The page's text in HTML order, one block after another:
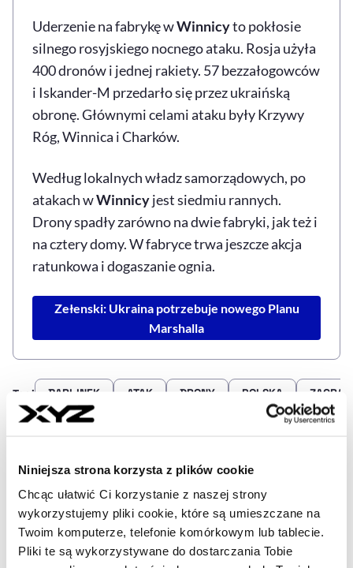
Niniejsza strona korzysta z plików cookie
Chcąc ułatwić Ci korzystanie z naszej strony
wykorzystujemy pliki cookie, które są umieszczane na
Twoim komputerze, telefonie komórkowym lub tablecie.
Pliki te są wykorzystywane do dostarczania Tobie
Uderzenie na fabrykę wWinnicyto pokłosie
silnego rosyjskiego nocnego ataku. Rosja użyła
400 dronów i jednej rakiety. 57 bezzałogowców
i Iskander-M przedarło się przez ukraińską
obronę. Głównymi celami ataku były Krzywy
Róg, Winnica i Charków.
Według lokalnych władz samorządowych, po
atakach wWinnicyjest siedmiu rannych.
Drony spadły zarówno na dwie fabryki, jak też i
na cztery domy. W fabryce trwa jeszcze akcja
ratunkowa i dogaszanie ognia.
Zełenski: Ukraina potrzebuje nowego Planu
Marshalla
Tagi BARLINEK ATAK DRONY POLSKA
Udostępnij Kopiuj link artykułu
Udostępnij na LinkedIn
Udostępnij na Twitterze
Udostępnij na
Udostępnij
Strona główna Na żywo
Rosyjskie drony zaatakowały
fabrykę polskiej firmy na Ukrainie. Sikorski: To było celowe